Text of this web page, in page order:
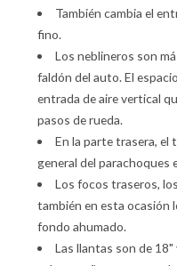
También cambia el
fino.
Los neblineros son
faldón del auto. El
entrada de aire vertical
pasos de rueda.
En la parte trasera, el
general del parachoques
Los focos traseros,
también en esta ocasión
fondo ahumado.
Las llantas son de